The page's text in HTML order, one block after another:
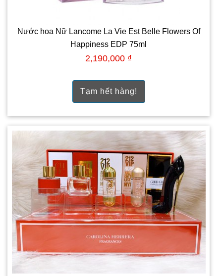
Nước hoa Nữ Lancome La Vie Est Belle Flowers Of
Happiness EDP 75ml
2,190,000 ₫
Tạm hết hàng!